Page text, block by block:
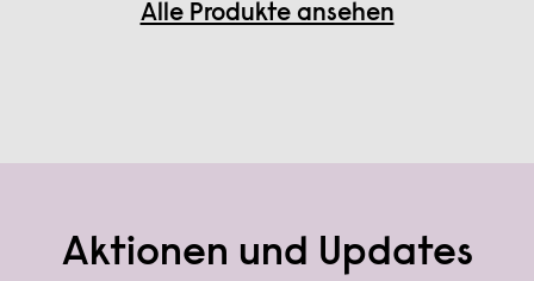
Alle Produkte ansehen
Aktionen und Updates